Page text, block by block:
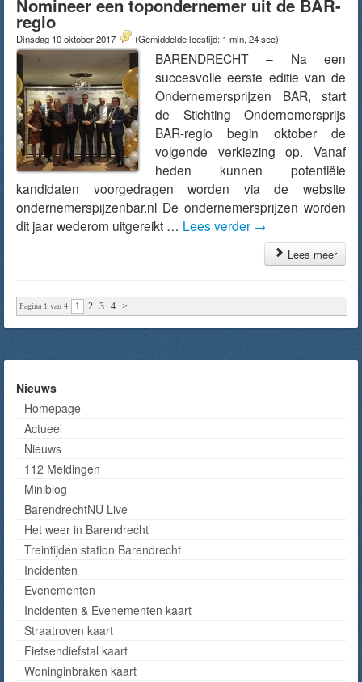
Nomineer een topondernemer uit de BAR-
regio
Dinsdag 10 oktober 2017 (Gemiddelde leestijd: 1 min, 24 sec)
BARENDRECHT – Na een
succesvolle eerste editie van de
Ondernemersprijzen BAR, start
de Stichting Ondernemersprijs
BAR-regio begin oktober de
volgende verkiezing op. Vanaf
heden kunnen potentiële
kandidaten voorgedragen worden via de website
ondernemerspijzenbar.nl De ondernemersprijzen worden
dit jaar wederom uitgereikt … Lees verder →
Lees meer
Pagina 1 van 4 1 2 3 4 >
Nieuws
Homepage
Actueel
Nieuws
112 Meldingen
Miniblog
BarendrechtNU Live
Het weer in Barendrecht
Treintijden station Barendrecht
Incidenten
Evenementen
Incidenten & Evenementen kaart
Straatroven kaart
Fietsendiefstal kaart
Woninginbraken kaart